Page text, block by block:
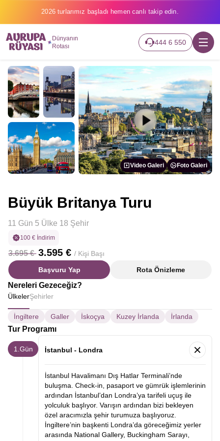
2026 turlarımız başladı hemen canlı takip edin.
Dünyanın
Rotası
444 6 550
Video Galeri Foto Galeri
Büyük Britanya Turu
11 Gün 5 Ülke 18 Şehir
100 € İndirim
3.695 € 3.595 € / Kişi Başı
Başvuru Yap Rota Önizleme
Nereleri Gezeceğiz?
ÜlkelerŞehirler
İngiltere Galler İskoçya Kuzey İrlanda İrlanda
Tur Programı
1.Gün İstanbul - Londra
İstanbul Havalimanı Dış Hatlar Terminali’nde
buluşma. Check-in, pasaport ve gümrük işlemlerinin
ardından İstanbul’dan Londra’ya tarifeli uçuş ile
yolculuk başlıyor. Varışın ardından bizi bekleyen
özel aracımızla şehir turumuza başlıyoruz.
İngiltere’nin başkenti Londra’da göreceğimiz yerler
arasında National Gallery, Buckingham Sarayı,